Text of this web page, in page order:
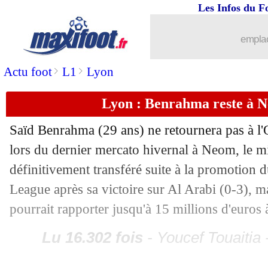
Actu foot> L1 > Lyon
Les Infos du
Lyon : Benrahma reste à
Saïd Benrahma (29 ans) ne retournera pas à
lors du dernier mercato hivernal à Neom, le
définitivement transféré suite à la promotion
League après sa victoire sur Al Arabi (0-3),
pourrait rapporter jusqu'à 15 millions d'euros
Lu 16.302 fois - Youcef Touaitia
: la totalité du Final Four sur TF1
23/04 Barça: Al Hilal, un contrat en or
23/04 Montpellier
: Luis Enrique n'aime pas
Barça : Balde bien absent pour la
23/04 Mercato: les dates connues
23/04 Man City: Guardiola encense
Arsenal: un repos bienvenu avant le